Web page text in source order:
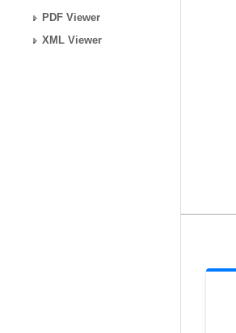
PDF Viewer
XML Viewer